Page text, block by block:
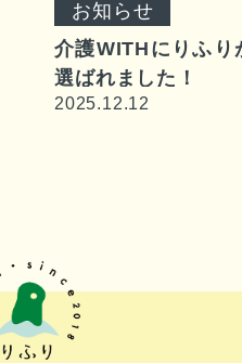
お知らせ
介護WITHにりふり
選ばれました！
2025.12.12